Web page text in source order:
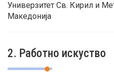
Универзитет Св. Кирил и
Македонија
2. Работно искуство